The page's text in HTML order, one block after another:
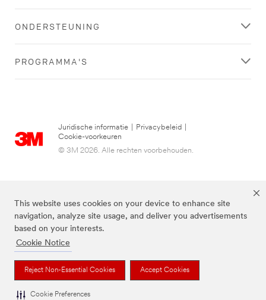
This website uses cookies on your device to enhance site
navigation, analyze site usage, and deliver you advertisements
based on your interests.
Cookie Notice
Reject Non-Essential Cookies Accept Cookies
Cookie Preferences
ONDERSTEUNING
PROGRAMMA'S
Juridische informatie Privacybeleid
Cookie-voorkeuren
© 3M 2026. Alle rechten voorbehouden.
3M, Post-it® en de kleur Canary Yellow™ zijn handelsmerken van 3M.